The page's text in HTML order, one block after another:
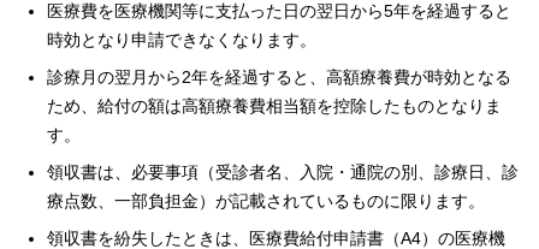
医療費を医療機関等に支払った日の翌日から5年を経過すると
時効となり申請できなくなります。
診療月の翌月から2年を経過すると、高額療養費が時効となる
ため、給付の額は高額療養費相当額を控除したものとなりま
す。
領収書は、必要事項（受診者名、入院・通院の別、診療日、診
療点数、一部負担金）が記載されているものに限ります。
領収書を紛失したときは、医療費給付申請書（A4）の医療機